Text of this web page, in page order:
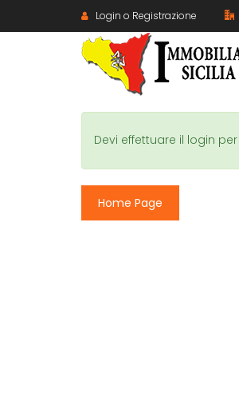
Login o Registrazione
Devi effettuare il login
Home Page